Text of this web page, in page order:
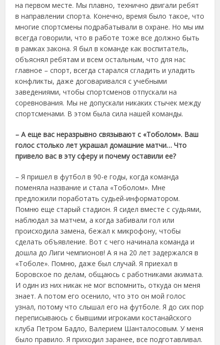
на первом месте. Мы плавно, технично двигали ребят
в направлении спорта. Конечно, время было такое, что
многие спортсмены подрабатывали в охране. Но мы им
всегда говорили, что в работе тоже все должно быть
в рамках закона. Я был в команде как воспитатель,
объяснял ребятам и всем остальным, что для нас
главное – спорт, всегда старался сгладить и уладить
конфликты, даже договаривался с учебными
заведениями, чтобы спортсменов отпускали на
соревнования. Мы не допускали никаких стычек между
спортсменами. В этом была сила нашей команды.
– А еще вас неразрывно связывают с «Тоболом». Ваш
голос столько лет украшал домашние матчи… Что
привело вас в эту сферу и почему оставили ее?
– Я пришел в футбол в 90-е годы, когда команда
поменяла название и стала «Тоболом». Мне
предложили поработать судьей-информатором.
Помню еще старый стадион. Я сидел вместе с судьями,
наблюдал за матчем, а когда забивали гол или
происходила замена, бежал к микрофону, чтобы
сделать объявление. Вот с чего начинала команда и
дошла до Лиги чемпионов! А я на 20 лет задержался в
«Тоболе». Помню, даже был случай. Я приехал в
Боровское по делам, общаюсь с работниками акимата.
И один из них никак не мог вспомнить, откуда он меня
знает. А потом его осенило, что это он мой голос
узнал, потому что слышал его на футболе. Я до сих пор
переписываюсь с бывшими игроками костанайского
клуба Петром Бадло, Валерием Шанталосовым. У меня
было правило. Я приходил заранее, все подготавливал.